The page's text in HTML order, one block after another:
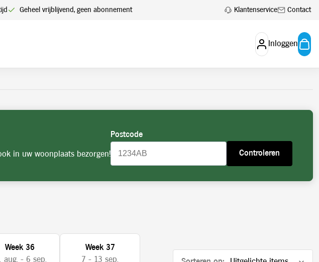
Geheel vrijblijvend, geen abonnement Klantenservice Contact
Inloggen
Vraag hier uw account aan. Account aanvragen
in uw woonplaats bezorgen!
Postcode
Controleren
Week 36
aug. - 6 sep.
Week 37
7 - 13 sep.